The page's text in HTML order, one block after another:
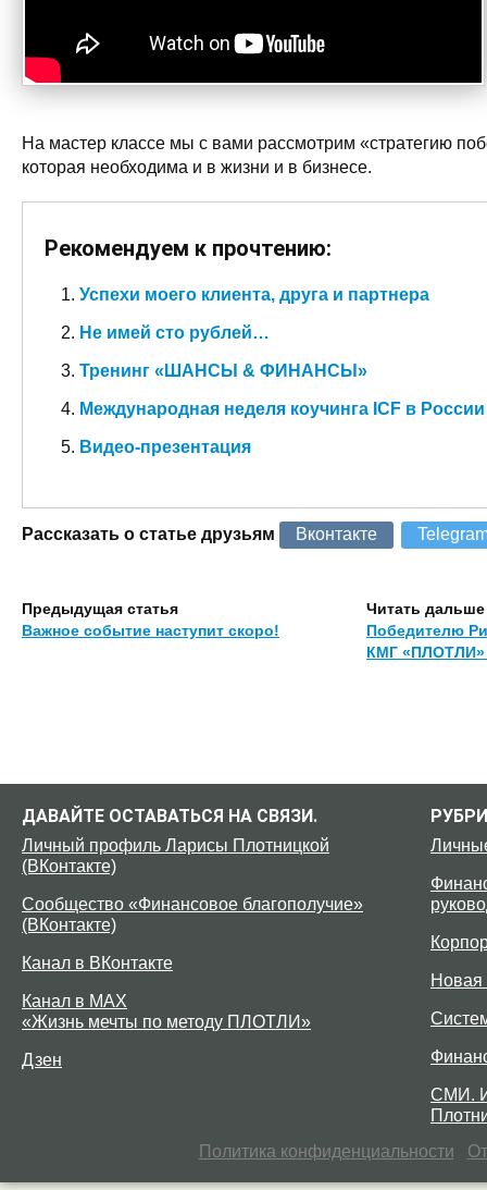
На мастер классе мы с вами рассмотрим «стратегию
которая необходима и в жизни и в бизнесе.
Рекомендуем к прочтению:
Успехи моего клиента, друга и партнера
Не имей сто рублей…
Тренинг «ШАНСЫ & ФИНАНСЫ»
Международная неделя коучинга ICF в России
Видео-презентация
Рассказать о статье друзьям Вконтакте
Предыдущая статья
Важное событие наступит скоро!
Читать дальше
Победителю
КМГ «ПЛОТЛИ»
ДАВАЙТЕ ОСТАВАТЬСЯ НА СВЯЗИ.
Личный профиль Ларисы Плотницкой
(ВКонтакте)
Сообщество «Финансовое благополучие»
(ВКонтакте)
Канал в ВКонтакте
Канал в MAX
«Жизнь мечты по методу ПЛОТЛИ»
Дзен
Новая
СМИ.
Политика конфиденциальности